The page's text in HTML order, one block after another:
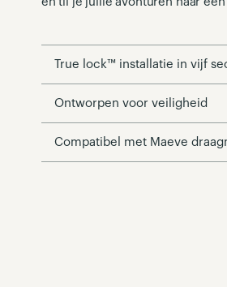
True lock™ installatie in vijf
Ontworpen voor veiligheid
Compatibel met Maeve